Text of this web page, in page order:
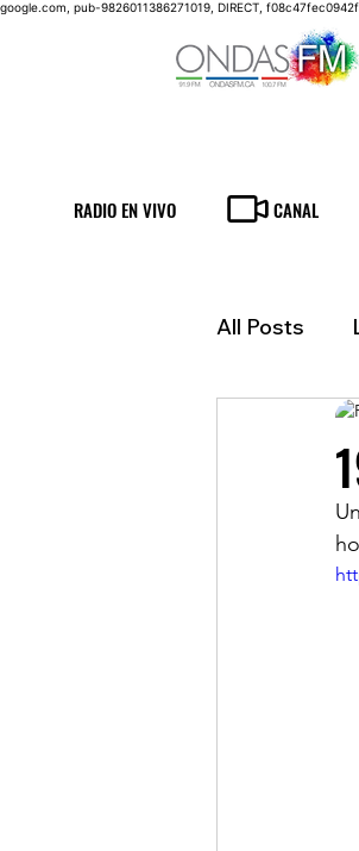
google.com, pub-9826011386271019, DIRECT,
RADIO EN VIVO CANAL
All Posts